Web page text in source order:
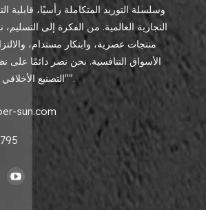
وسلسلة التوريد المتكاملة رأسيًا، قابلية
التجارية العالمية. من الفكرة إلى
منتجات عصرية، وابتكار مستدام،
الأسواق التنافسية. نحن نصر دائمًا على
"التصنيع الأخلاقي والجودة غير المساومة".
sun.com